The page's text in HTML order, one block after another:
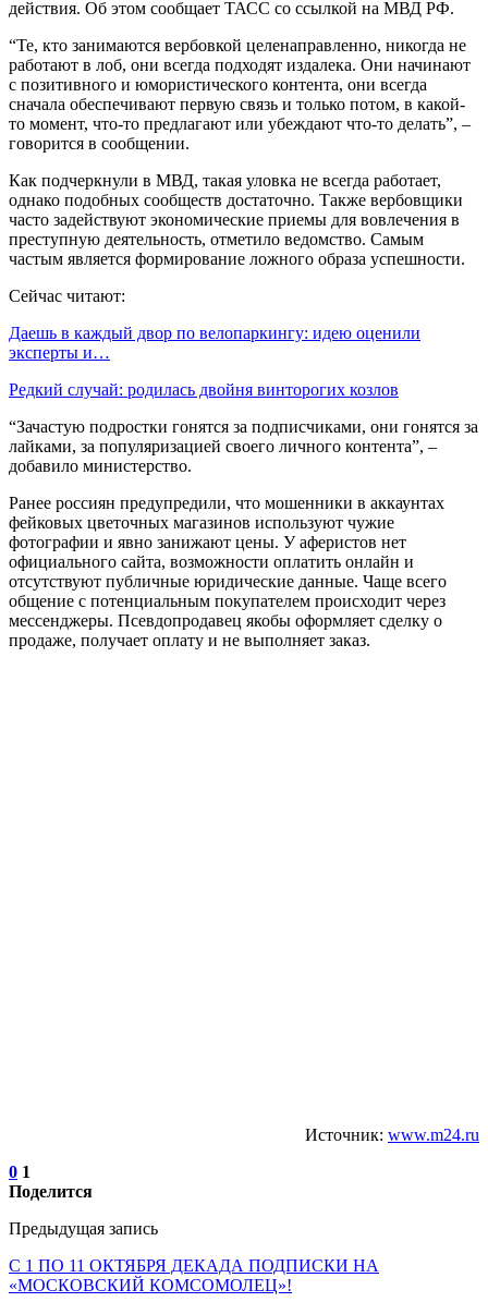
действия. Об этом сообщает ТАСС со ссылкой на МВД РФ.
“Те, кто занимаются вербовкой целенаправленно, никогда не
работают в лоб, они всегда подходят издалека. Они начинают
с позитивного и юмористического контента, они всегда
сначала обеспечивают первую связь и только потом, в какой-
то момент, что-то предлагают или убеждают что-то делать”, –
говорится в сообщении.
Как подчеркнули в МВД, такая уловка не всегда работает,
однако подобных сообществ достаточно. Также вербовщики
часто задействуют экономические приемы для вовлечения в
преступную деятельность, отметило ведомство. Самым
частым является формирование ложного образа успешности.
Сейчас читают:
Даешь в каждый двор по велопаркингу: идею оценили
эксперты и…
Редкий случай: родилась двойня винторогих козлов
“Зачастую подростки гонятся за подписчиками, они гонятся за
лайками, за популяризацией своего личного контента”, –
добавило министерство.
Ранее россиян предупредили, что мошенники в аккаунтах
фейковых цветочных магазинов используют чужие
фотографии и явно занижают цены. У аферистов нет
официального сайта, возможности оплатить онлайн и
отсутствуют публичные юридические данные. Чаще всего
общение с потенциальным покупателем происходит через
мессенджеры. Псевдопродавец якобы оформляет сделку о
продаже, получает оплату и не выполняет заказ.
Источник: www.m24.ru
0 1
Поделится
Предыдущая запись
С 1 ПО 11 ОКТЯБРЯ ДЕКАДА ПОДПИСКИ НА
«МОСКОВСКИЙ КОМСОМОЛЕЦ»!